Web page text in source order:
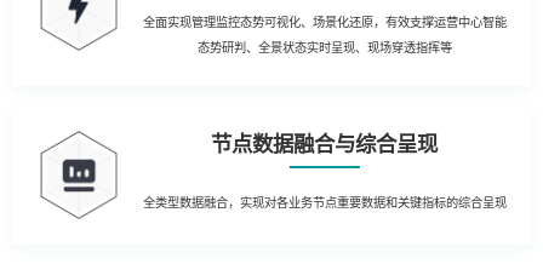
全面实现管理监控态势可视化、场景化还原，有效支撑运营中心智能
态势研判、全景状态实时呈现、现场穿透指挥等
节点数据融合与综合呈现
全类型数据融合，实现对各业务节点重要数据和关键指标的综合呈现